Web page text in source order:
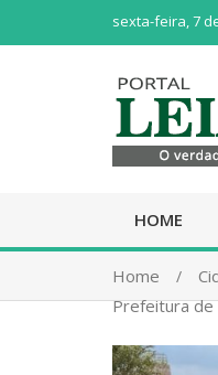
sexta-feira, 7
HOME
Home
Prefeitura de